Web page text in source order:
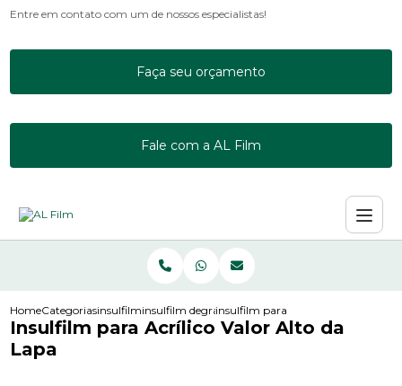
Entre em contato com um de nossos especialistas!
Faça seu orçamento
Fale com a AL Film
HomeCategoriasinsulfilminsulfilm degradeinsulfilm para acrilico valor alto da
Insulfilm para Acrílico Valor Alto da
Lapa